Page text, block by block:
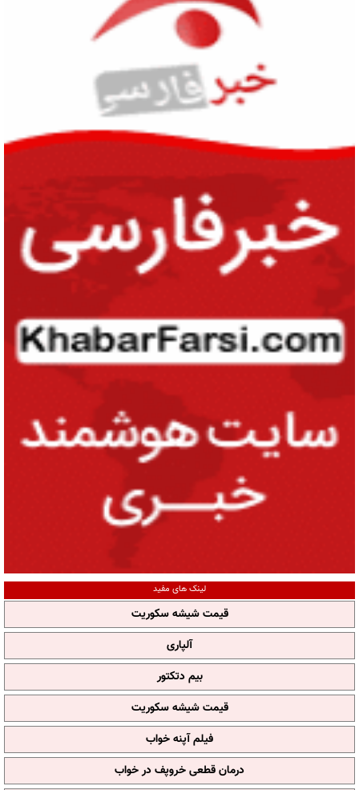
لینک های مفید
قیمت شیشه سکوریت
آلپاری
بیم دتکتور
قیمت شیشه سکوریت
فیلم آپنه خواب
درمان قطعی خروپف در خواب